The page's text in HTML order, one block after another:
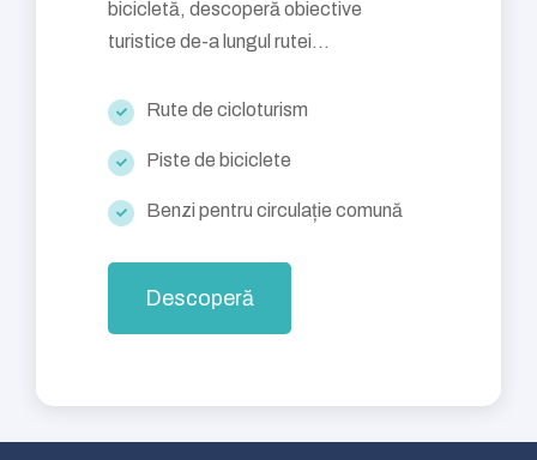
bicicletă, descoperă obiective
turistice de-a lungul rutei...
Rute de cicloturism
Piste de biciclete
Benzi pentru circulație comună
Descoperă